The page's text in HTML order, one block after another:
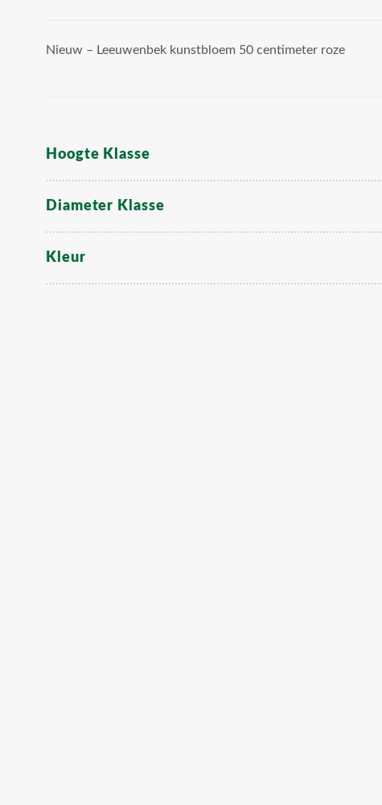
Nieuw – Leeuwenbek kunstbloem 50 centimeter roze
Hoogte Klasse
Diameter Klasse
Kleur